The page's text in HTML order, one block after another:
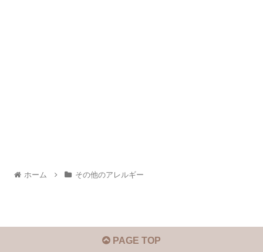
ホーム その他のアレルギー
PAGE TOP